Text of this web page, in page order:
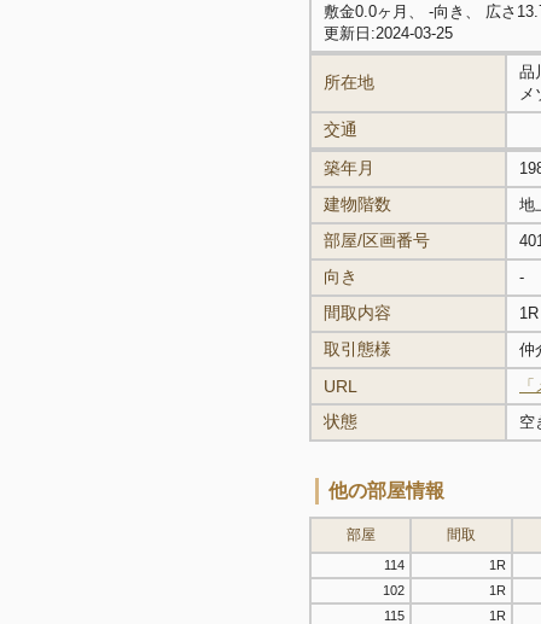
敷金0.0ヶ月、 -向き、 広さ
更新日:2024-03-25
所在地
品
メ
交通
築年月
建物階数 地
部屋/区画番号
向き -
間取内容 1R
取引態様 仲
URL
状態 空
他の部屋情報
部屋 間取
114
1R
102
1R
115
1R